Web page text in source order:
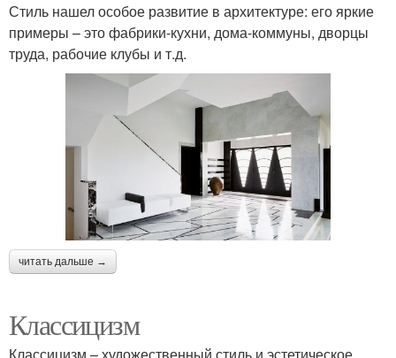
Стиль нашел особое развитие в архитектуре: его яркие
примеры – это фабрики-кухни, дома-коммуны, дворцы
труда, рабочие клубы и т.д.
читать дальше →
Классицизм